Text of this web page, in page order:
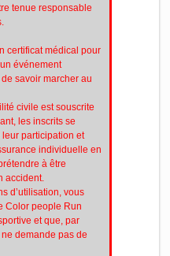
tenue responsable
certificat médical pour
événement
savoir marcher au
civile est souscrite
les inscrits se
participation et
individuelle en
à être
accident.
d’utilisation, vous
Color people Run
et que, par
demande pas de